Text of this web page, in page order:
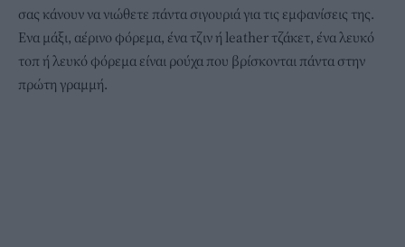
σας κάνουν να νιώθετε πάντα σιγουριά για τις εμφανίσεις της.
Ενα μάξι, αέρινο φόρεμα, ένα τζιν ή leather τζάκετ, ένα λευκό
τοπ ή λευκό φόρεμα είναι ρούχα που βρίσκονται πάντα στην
πρώτη γραμμή.